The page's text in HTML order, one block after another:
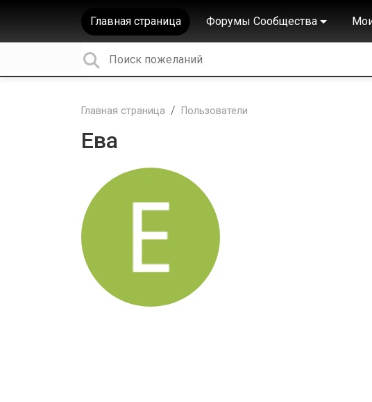
Главная страница Форумы Сообщества
Главная страница Пользователи
Ева